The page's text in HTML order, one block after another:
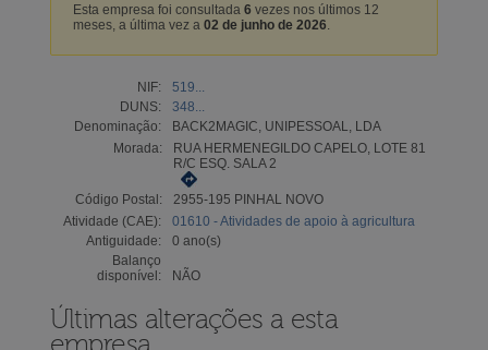
Esta empresa foi consultada 6 vezes nos últimos 12
meses, a última vez a 02 de junho de 2026.
NIF:
519...
DUNS:
348...
Denominação:
BACK2MAGIC, UNIPESSOAL, LDA
Morada:
RUA HERMENEGILDO CAPELO, LOTE 81
R/C ESQ. SALA 2
Código Postal:
2955-195 PINHAL NOVO
Atividade (CAE):
01610 - Atividades de apoio à agricultura
Antiguidade:
0 ano(s)
Balanço
disponível:
NÃO
Últimas alterações a esta